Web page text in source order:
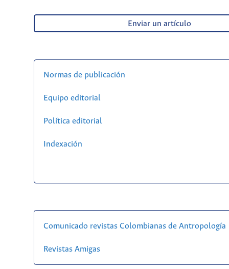
Enviar un artículo
Normas de publicación
Equipo editorial
Política editorial
Indexación
Comunicado revistas Colombianas de Antropología
Revistas Amigas